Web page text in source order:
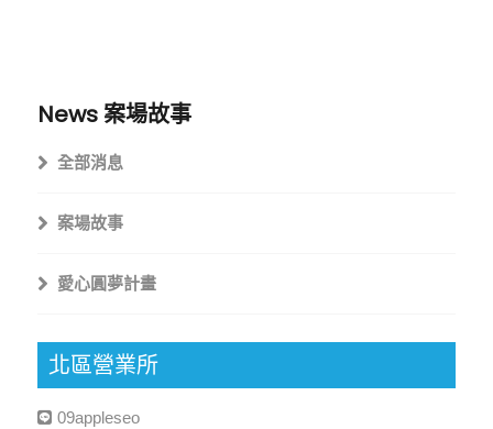
News 案場故事
全部消息
案場故事
愛心圓夢計畫
北區營業所
09appleseo